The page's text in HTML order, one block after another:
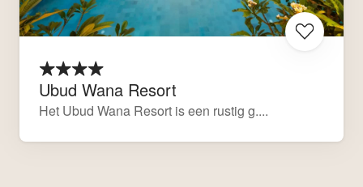
Ubud Wana Resort
Het Ubud Wana Resort is een rustig g....